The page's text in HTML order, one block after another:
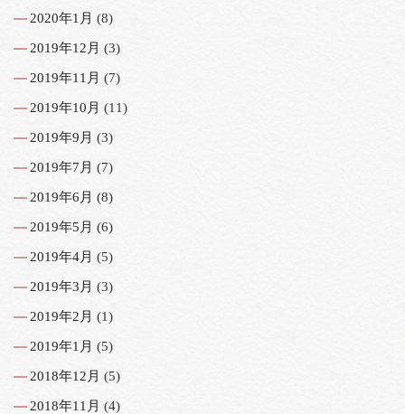
2020年1月 (8)
2019年12月 (3)
2019年11月 (7)
2019年10月 (11)
2019年9月 (3)
2019年7月 (7)
2019年6月 (8)
2019年5月 (6)
2019年4月 (5)
2019年3月 (3)
2019年2月 (1)
2019年1月 (5)
2018年12月 (5)
2018年11月 (4)